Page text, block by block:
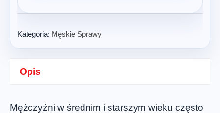
Kategoria: Męskie Sprawy
Opis
Mężczyźni w średnim i starszym wieku często